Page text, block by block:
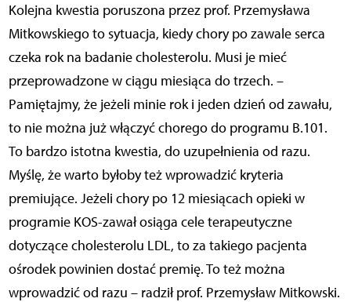
Kolejna kwestia poruszona przez prof. Przemysława
Mitkowskiego to sytuacja, kiedy chory po zawale serca
czeka rok na badanie cholesterolu. Musi je mieć
przeprowadzone w ciągu miesiąca do trzech. –
Pamiętajmy, że jeżeli minie rok i jeden dzień od zawału,
to nie można już włączyć chorego do programu B.101.
To bardzo istotna kwestia, do uzupełnienia od razu.
Myślę, że warto byłoby też wprowadzić kryteria
premiujące. Jeżeli chory po 12 miesiącach opieki w
programie KOS-zawał osiąga cele terapeutyczne
dotyczące cholesterolu LDL, to za takiego pacjenta
ośrodek powinien dostać premię. To też można
wprowadzić od razu – radził prof. Przemysław Mitkowski.